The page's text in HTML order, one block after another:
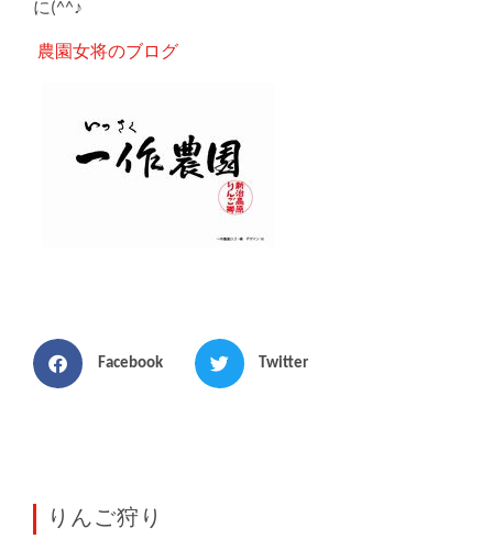
に(^^♪
農園女将のブログ
Facebook Twitter
りんご狩り